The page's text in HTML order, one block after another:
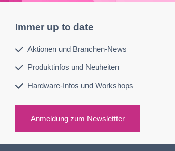
Immer up to date
Aktionen und Branchen-News
Produktinfos und Neuheiten
Hardware-Infos und Workshops
Anmeldung zum Newslettter